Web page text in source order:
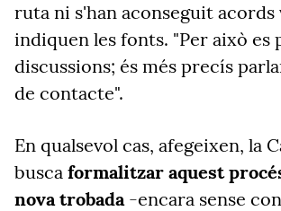
ruta ni s'han aconseguit acords
indiquen les fonts. "Per això es
discussions; és més precís
de contacte".
En qualsevol cas, afegeixen, la
busca formalitzar aquest
nova trobada-encara sense